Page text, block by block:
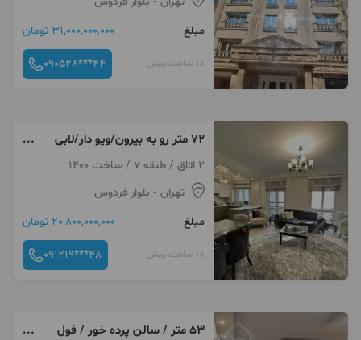
مبلغ
31,000,000,000 تومان
18 ساعت پیش 090528***44
۷۲ متر رو به بیرون/ویو دار/لابی
شیک
2 اتاق / طبقه 7 / ساخت 1400
تهران - بلوار فردوس
مبلغ
20,800,000,000 تومان
18 ساعت پیش 091219***48
۵۳ متر / سالن پرده خور / فول